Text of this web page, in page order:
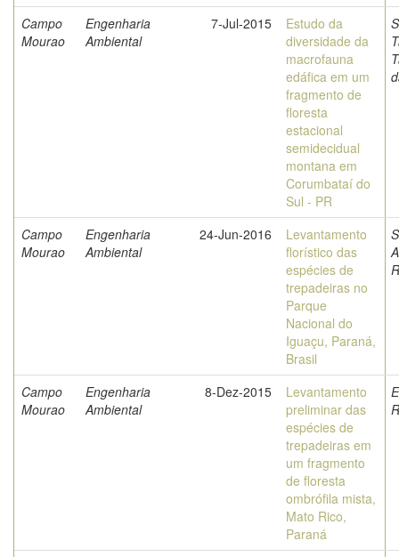
Campo
Mourao
Engenharia
Ambiental
7-Jul-2015
Estudo da
diversidade da
macrofauna
edáfica em um
fragmento de
floresta
estacional
semidecidual
montana em
Corumbataí do
Sul - PR
Campo
Mourao
Engenharia
Ambiental
24-Jun-2016
Levantamento
florístico das
espécies de
trepadeiras no
Parque
Nacional do
Iguaçu, Paraná,
Brasil
Campo
Mourao
Engenharia
Ambiental
8-Dez-2015
Levantamento
preliminar das
espécies de
trepadeiras em
um fragmento
de floresta
ombrófila mista,
Mato Rico,
Paraná